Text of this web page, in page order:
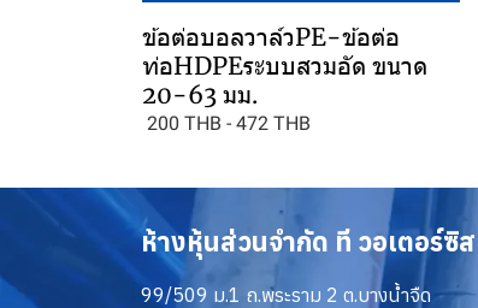
ข้อต่อบอลวาล์วPE-ข้อต่อ
ท่อHDPEระบบสวมอัด ขนาด
20-63 มม.
200 THB - 472 THB
ห้างหุ้นส่วนจำกัด ที วอเตอร์ซิ
99/509 ม.1 ถ.พระราม 2 ต.บางน้ำจืด